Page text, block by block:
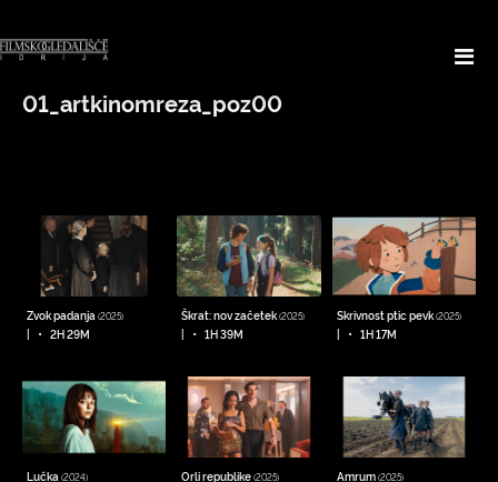
01_artkinomreza_poz00
Zvok padanja (2025)
| • 2H 29M
Škrat: nov začetek(2025)
| • 1H 39M
Skrivnost ptic pevk(2025)
| • 1H 17M
Lučka (2024) Orli republike(2025) Amrum(2025)